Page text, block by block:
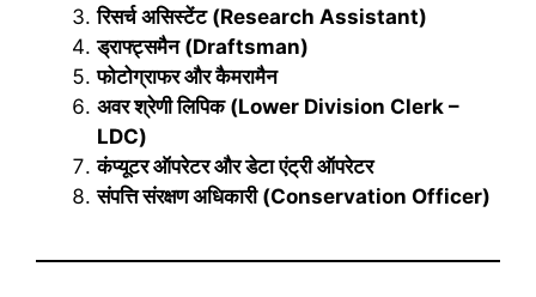
रिसर्च असिस्टेंट (Research Assistant)
ड्राफ्ट्समैन (Draftsman)
फोटोग्राफर और कैमरामैन
अवर श्रेणी लिपिक (Lower Division Clerk –
LDC)
कंप्यूटर ऑपरेटर और डेटा एंट्री ऑपरेटर
संपत्ति संरक्षण अधिकारी (Conservation Officer)